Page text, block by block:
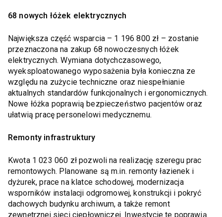
68 nowych łóżek elektrycznych
Największa część wsparcia – 1 196 800 zł – zostanie
przeznaczona na zakup 68 nowoczesnych łóżek
elektrycznych. Wymiana dotychczasowego,
wyeksploatowanego wyposażenia była konieczna ze
względu na zużycie techniczne oraz niespełnianie
aktualnych standardów funkcjonalnych i ergonomicznych.
Nowe łóżka poprawią bezpieczeństwo pacjentów oraz
ułatwią pracę personelowi medycznemu.
Remonty infrastruktury
Kwota 1 023 060 zł pozwoli na realizację szeregu prac
remontowych. Planowane są m.in. remonty łazienek i
dyżurek, prace na klatce schodowej, modernizacja
wsporników instalacji odgromowej, konstrukcji i pokryć
dachowych budynku archiwum, a także remont
zewnętrznej sieci ciepłowniczej. Inwestycje te poprawią